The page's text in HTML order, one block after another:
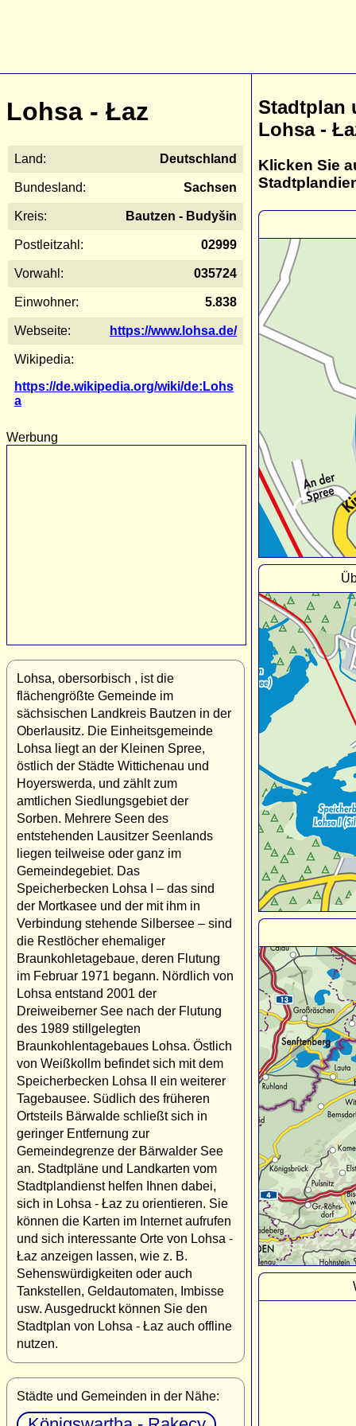
Lohsa - Łaz
Land: Deutschland
Bundesland: Sachsen
Kreis: Bautzen - Budyšin
Postleitzahl: 02999
Vorwahl: 035724
Einwohner: 5.838
Webseite: https://www.lohsa.de/
Wikipedia:
https://de.wikipedia.org/wiki/de:Lohs
a
Werbung
Lohsa, obersorbisch , ist die
flächengrößte Gemeinde im
sächsischen Landkreis Bautzen in der
Oberlausitz. Die Einheitsgemeinde
Lohsa liegt an der Kleinen Spree,
östlich der Städte Wittichenau und
Hoyerswerda, und zählt zum
amtlichen Siedlungsgebiet der
Sorben. Mehrere Seen des
entstehenden Lausitzer Seenlands
liegen teilweise oder ganz im
Gemeindegebiet. Das
Speicherbecken Lohsa I – das sind
der Mortkasee und der mit ihm in
Verbindung stehende Silbersee – sind
die Restlöcher ehemaliger
Braunkohletagebaue, deren Flutung
im Februar 1971 begann. Nördlich von
Lohsa entstand 2001 der
Dreiweiberner See nach der Flutung
des 1989 stillgelegten
Braunkohlentagebaues Lohsa. Östlich
von Weißkollm befindet sich mit dem
Speicherbecken Lohsa II ein weiterer
Tagebausee. Südlich des früheren
Ortsteils Bärwalde schließt sich in
geringer Entfernung zur
Gemeindegrenze der Bärwalder See
an. Stadtpläne und Landkarten vom
Stadtplandienst helfen Ihnen dabei,
sich in Lohsa - Łaz zu orientieren. Sie
können die Karten im Internet aufrufen
und sich interessante Orte von Lohsa -
Łaz anzeigen lassen, wie z. B.
Sehenswürdigkeiten oder auch
Tankstellen, Geldautomaten, Imbisse
usw. Ausgedruckt können Sie den
Stadtplan von Lohsa - Łaz auch offline
nutzen.
Städte und Gemeinden in der Nähe:
Stadtplan
Lohsa -
Klicken Sie